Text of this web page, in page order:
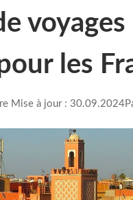
voyages
les
Mise à jour : 30.09.2024